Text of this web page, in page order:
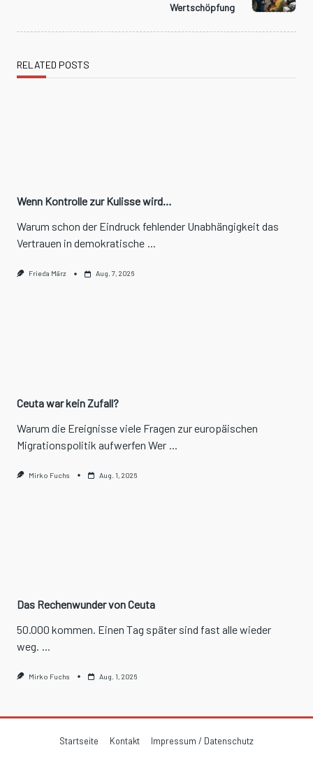
Wertschöpfung
RELATED POSTS
Wenn Kontrolle zur Kulisse wird…
Warum schon der Eindruck fehlender Unabhängigkeit das
Vertrauen in demokratische ...
Frieda März Aug. 7, 2026
Ceuta war kein Zufall?
Warum die Ereignisse viele Fragen zur europäischen
Migrationspolitik aufwerfen Wer
Mirko Fuchs Aug. 1, 2026
Das Rechenwunder von Ceuta
50.000 kommen. Einen Tag später sind fast alle wieder
weg. ...
Mirko Fuchs Aug. 1, 2026
Startseite Kontakt Impressum / Datenschutz